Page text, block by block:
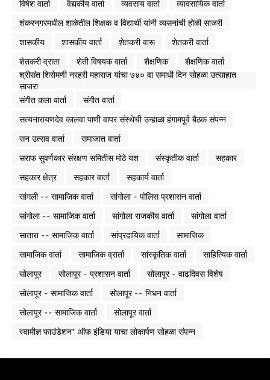
विषेश वार्ता
वैद्यकीय वार्ता व्यवसाय वार्ता
व्यावसायिक वार्ता
शंकरनगरमधील शाळेतील शिक्षक व विद्यार्थी यांनी व्यसनांची होळी साजरी
शासकीय
शासकीय वार्ता शेतकरी वारू
शेतकरी वार्ता
शेतकरी व्राता
शेती विषयक वार्ता शैक्षणिक
शैक्षणिक वार्ता
श्रीसंत शिरोमणी नरहरी महाराज यांचा ७४० वा समाधी दिन सोहळा उत्साहात
साजरा
संगीत कला वार्ता
संगीत वार्ता
सत्यनारायणदेव कालवा पाणी वापर संस्थेची उन्हाळा हंगामपूर्व बैठक संपन्न
सन उत्सव वार्ता
समाजात वार्ता
सराफ सुवर्णकार संरक्षण समितीस मोठे यश
संस्कृतीक वार्ता
सहकार
सहकार क्षेत्र
सहकार वार्ता
सहकार्य वार्ता
सांगली -- सामाजिक वार्ता
सांगोला - पोलिस प्रशासन वार्ता
सांगोला -- सामाजिक वार्ता
सांगोला राजकीय वार्ता
सांगोला वार्ता
सातारा -- सामाजिक वार्ता
सांप्रदायिक वार्ता
सामाजिक
सामाजिक वार्ता
सामाजिक व्रार्ता सांस्कृतिक वार्ता
साहित्यिक वार्ता
सोलापूर
सोलापूर - प्रशासन वार्ता
सोलापूर - वाढदिवस विशेष
सोलापूर - सामाजिक वार्ता
सोलापूर -- निधन वार्ता
सोलापूर -- सामाजिक वार्ता
सोलापूर वार्ता
स्वामीज्ञ फाउंडेशन* ऑफ इंडिया याचा लोकार्पण सोहळा संपन्न